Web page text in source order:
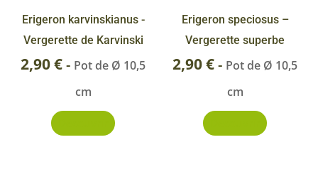
Erigeron karvinskianus -
Vergerette de Karvinski
2,90€- Pot de Ø 10,5
cm
Erigeron speciosus –
Vergerette superbe
2,90€- Pot de Ø 10,5
cm